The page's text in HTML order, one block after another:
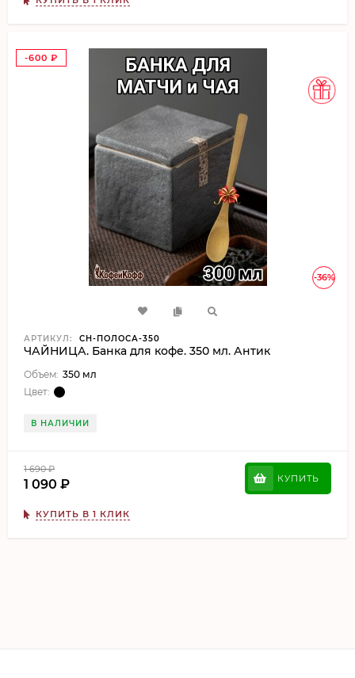
-36%
-600 ₽
АРТИКУЛ: CH-ПОЛОСА-350
ЧАЙНИЦА. Банка для кофе. 350 мл. Антик
Объем: 350 мл
Цвет:
В НАЛИЧИИ
1 690₽
1 090 ₽ КУПИТЬ
КУПИТЬ В 1 КЛИК